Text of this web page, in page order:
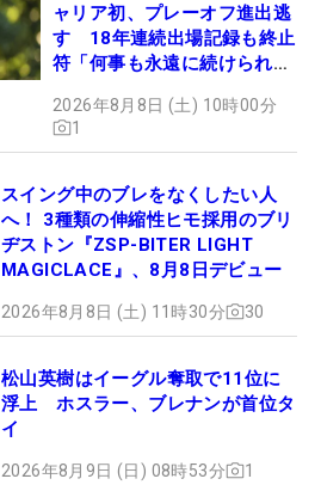
ャリア初、プレーオフ進出逃
す 18年連続出場記録も終止
符「何事も永遠に続けられな
2026年8月8日 (土) 10時00分
1
スイング中のブレをなくしたい人
へ！ 3種類の伸縮性ヒモ採用のブリ
ヂストン『ZSP-BITER LIGHT
MAGICLACE』、8月8日デビュー
2026年8月8日 (土) 11時30分 30
松山英樹はイーグル奪取で11位に
浮上 ホスラー、ブレナンが首位タ
イ
2026年8月9日 (日) 08時53分 1